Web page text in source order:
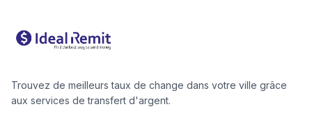
Trouvez de meilleurs taux de change dans votre ville grâce
aux services de transfert d'argent.